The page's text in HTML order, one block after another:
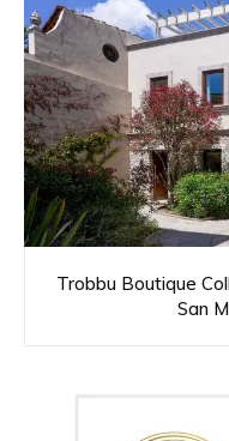
Trobbu Boutique
San